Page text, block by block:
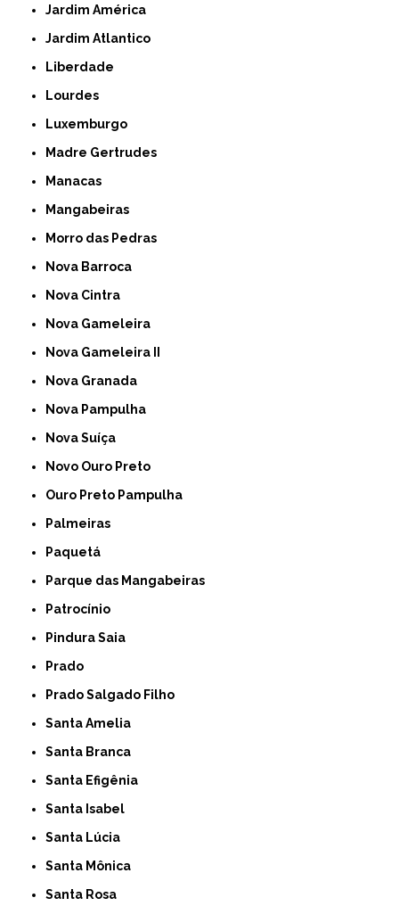
Jardim América
Jardim Atlantico
Liberdade
Lourdes
Luxemburgo
Madre Gertrudes
Manacas
Mangabeiras
Morro das Pedras
Nova Barroca
Nova Cintra
Nova Gameleira
Nova Gameleira II
Nova Granada
Nova Pampulha
Nova Suíça
Novo Ouro Preto
Ouro Preto Pampulha
Palmeiras
Paquetá
Parque das Mangabeiras
Patrocínio
Pindura Saia
Prado
Prado Salgado Filho
Santa Amelia
Santa Branca
Santa Efigênia
Santa Isabel
Santa Lúcia
Santa Mônica
Santa Rosa